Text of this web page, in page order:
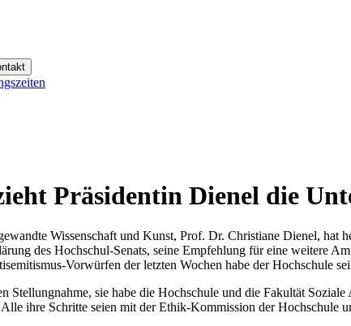
Präsidentin Dienel die
Wissenschaft und Kunst, Prof. Dr. Christiane Dienel,
des Hochschul-Senats, seine Empfehlung für eine weitere
Vorwürfen der letzten Wochen habe der Hochschule
Stellungnahme, sie habe die Hochschule und die Fakultät
ihre Schritte seien mit der Ethik-Kommission der Hochschule